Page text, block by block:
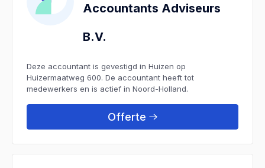
Accountants Adviseurs
B.V.
Deze accountant is gevestigd in Huizen op
Huizermaatweg 600. De accountant heeft tot
medewerkers en is actief in Noord-Holland.
Offerte